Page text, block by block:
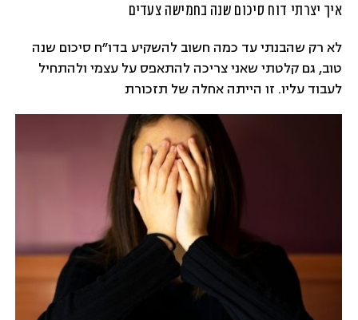
איך יצרתי דוח סיכום שנה בחמישה צעדים
לא רק שהבנתי עד כמה חשוב להשקיע בדו״ח סיכום שנה
טוב, גם קלטתי שאני צריכה להתאפס על עצמי ולהתחיל
לעבוד עליו. זו הייתה אחלה של תזכורת